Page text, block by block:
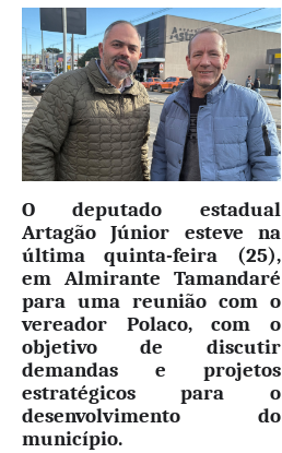
O deputado estadual
Artagão Júnior esteve na
última quinta-feira (25),
em Almirante Tamandaré
para uma reunião com o
vereador Polaco, com o
objetivo de discutir
demandas e projetos
estratégicos para o
desenvolvimento do
município.